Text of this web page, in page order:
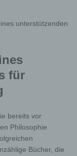
unterstützenden
für
bereits vor
Philosophie
Bücher, die